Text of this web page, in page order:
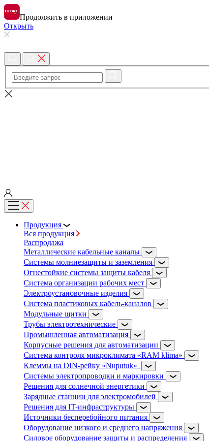
Продолжить в приложении
Открыть
Продукция
Вся продукция
Распродажа
Металлические кабельные каналы
Системы молниезащиты и заземления
Огнестойкие системы защиты кабеля
Система организации рабочих мест
Электроустановочные изделия
Система пластиковых кабель-каналов
Модульные щитки
Трубы электротехнические
Промышленная автоматизация
Корпусные решения для автоматизации
Система контроля микроклимата «RAM klima»
Клеммы на DIN-рейку «Nuputuk»
Системы электропроводки и маркировки
Решения для солнечной энергетики
Зарядные станции для электромобилей
Решения для IT-инфраструктуры
Источники бесперебойного питания
Оборудование низкого и среднего напряжения
Силовое оборудование защиты и распределения